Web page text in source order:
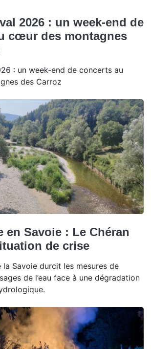
2026 : un week-end de
cœur des montagnes
: un week-end de concerts au
des Carroz
en Savoie : Le Chéran
de crise
Savoie durcit les mesures de
de l’eau face à une dégradation